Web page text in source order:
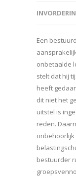
Een
onbetaalde
stelt dat hij
heeft
dit niet het
uitstel is
reden.
onbehoorlijk
bestuurder